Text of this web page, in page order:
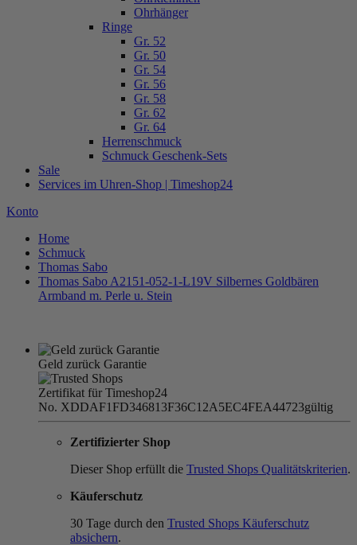
Ohrhänger
Ringe
Gr. 52
Gr. 50
Gr. 54
Gr. 56
Gr. 58
Gr. 62
Gr. 64
Herrenschmuck
Schmuck Geschenk-Sets
Sale
Services im Uhren-Shop | Timeshop24
Konto
Home
Schmuck
Thomas Sabo
Thomas Sabo A2151-052-1-L19V Silbernes Goldbären
Armband m. Perle u. Stein
Geld zurück Garantie
Zertifikat für Timeshop24
No. XDDAF1FD346813F36C12A5EC4FEA44723gültig
Zertifizierter Shop
Dieser Shop erfüllt die Trusted Shops Qualitätskriterien.
Käuferschutz
30 Tage durch den Trusted Shops Käuferschutz
absichern.